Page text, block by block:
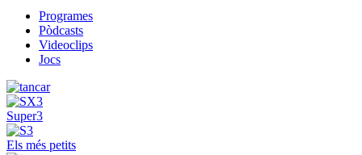
Programes
Pòdcasts
Videoclips
Jocs
Super3
Els més petits